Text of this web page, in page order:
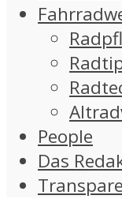
People
Das